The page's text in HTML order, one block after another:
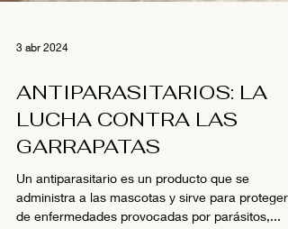
ANTIPARASITARIOS: LA
LUCHA CONTRA LAS
GARRAPATAS
Un antiparasitario es un producto que se